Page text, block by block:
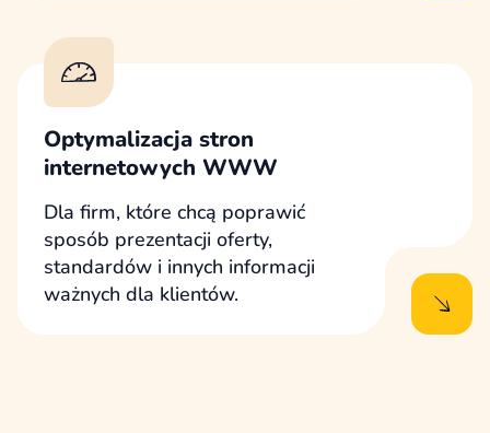
Optymalizacja stron
internetowych WWW
Dla firm, które chcą poprawić
sposób prezentacji oferty,
standardów i innych informacji
ważnych dla klientów.